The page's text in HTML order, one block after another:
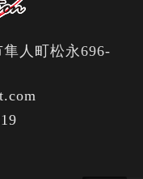
人町松永696-